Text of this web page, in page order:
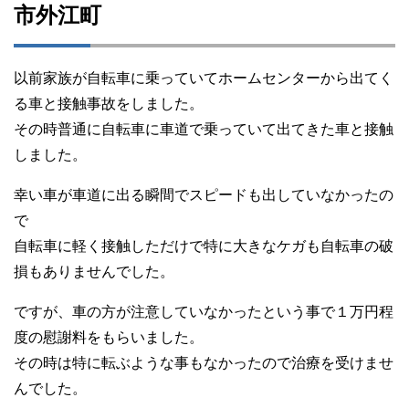
市外江町
以前家族が自転車に乗っていてホームセンターから出てく
る車と接触事故をしました。
その時普通に自転車に車道で乗っていて出てきた車と接触
しました。
幸い車が車道に出る瞬間でスピードも出していなかったの
で
自転車に軽く接触しただけで特に大きなケガも自転車の破
損もありませんでした。
ですが、車の方が注意していなかったという事で１万円程
度の慰謝料をもらいました。
その時は特に転ぶような事もなかったので治療を受けませ
んでした。